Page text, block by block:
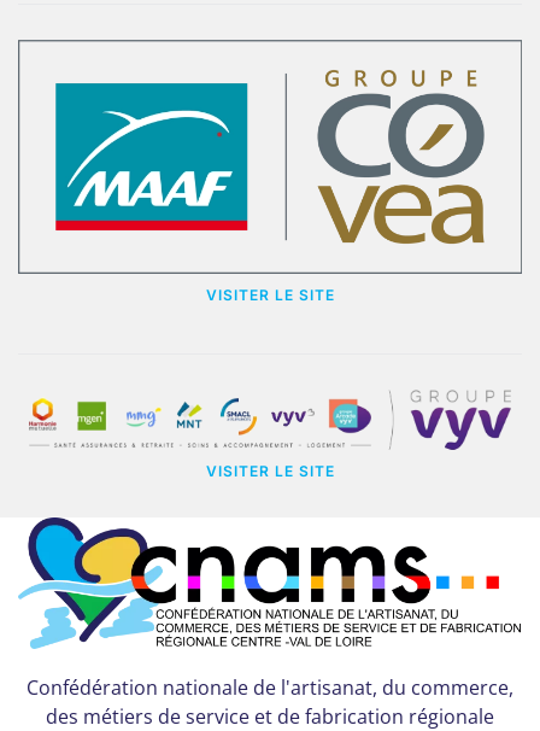
VISITER LE SITE
VISITER LE SITE
Confédération nationale de l'artisanat, du commerce,
des métiers de service et de fabrication régionale